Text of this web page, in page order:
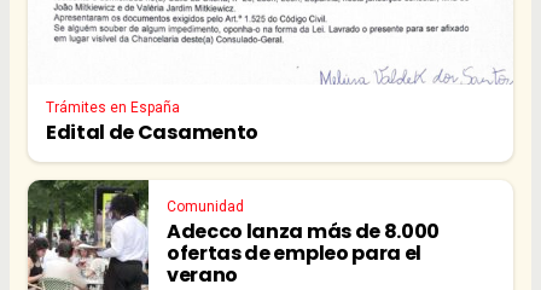
Trámites en España
Edital de Casamento
Comunidad
Adecco lanza más de 8.000
ofertas de empleo para el
verano